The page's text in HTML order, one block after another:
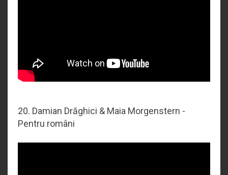
20. Damian Drăghici & Maia Morgenstern -
Pentru români